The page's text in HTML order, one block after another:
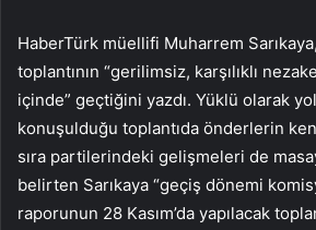
HaberTürk müellifi Muharrem
toplantının “gerilimsiz, karşılıklı
içinde” geçtiğini yazdı. Yüklü olarak yol
konuşulduğu toplantıda önderlerin
sıra partilerindeki gelişmeleri de
belirten Sarıkaya “geçiş dönemi
raporunun 28 Kasım’da yapılacak